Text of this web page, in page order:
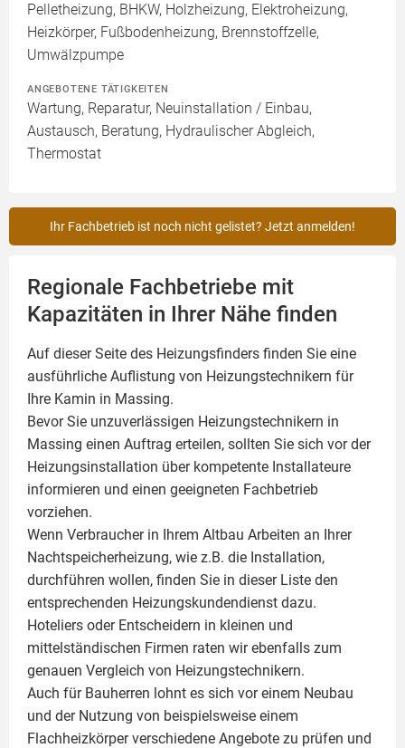
Pelletheizung, BHKW, Holzheizung, Elektroheizung,
Heizkörper, Fußbodenheizung, Brennstoffzelle,
Umwälzpumpe
ANGEBOTENE TÄTIGKEITEN
Wartung, Reparatur, Neuinstallation / Einbau,
Austausch, Beratung, Hydraulischer Abgleich,
Thermostat
Ihr Fachbetrieb ist noch nicht gelistet? Jetzt anmelden!
Regionale Fachbetriebe mit
Kapazitäten in Ihrer Nähe finden
Auf dieser Seite des Heizungsfinders finden Sie eine
ausführliche Auflistung von Heizungstechnikern für
Ihre Kamin in Massing.
Bevor Sie unzuverlässigen Heizungstechnikern in
Massing einen Auftrag erteilen, sollten Sie sich vor der
Heizungsinstallation über kompetente Installateure
informieren und einen geeigneten Fachbetrieb
vorziehen.
Wenn Verbraucher in Ihrem Altbau Arbeiten an Ihrer
Nachtspeicherheizung, wie z.B. die Installation,
durchführen wollen, finden Sie in dieser Liste den
entsprechenden Heizungskundendienst dazu.
Hoteliers oder Entscheidern in kleinen und
mittelständischen Firmen raten wir ebenfalls zum
genauen Vergleich von Heizungstechnikern.
Auch für Bauherren lohnt es sich vor einem Neubau
und der Nutzung von beispielsweise einem
Flachheizkörperverschiedene Angebote zu prüfen und